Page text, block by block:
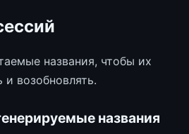
названия, чтобы их
и возобновлять.
названия